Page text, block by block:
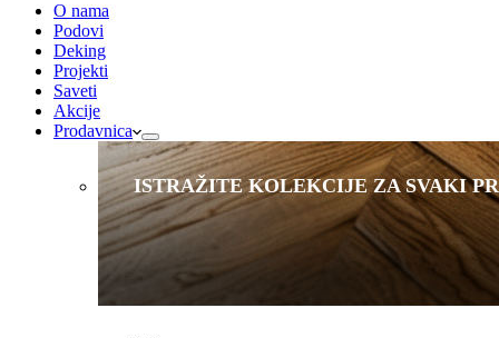
O nama
Podovi
Deking
Projekti
Saveti
Akcije
Prodavnica
ISTRAŽITE KOLEKCIJE ZA SVAKI